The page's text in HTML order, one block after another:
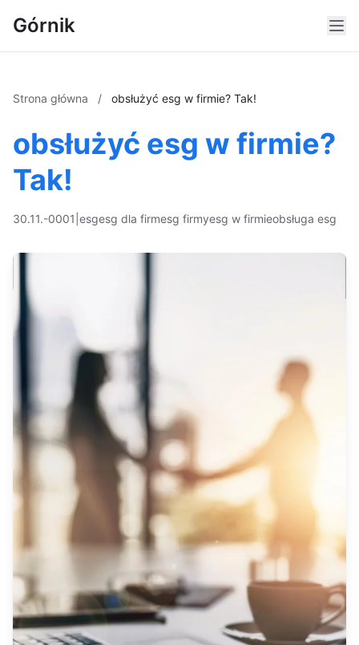
Górnik
Strona główna / obsłużyć esg w firmie? Tak!
obsłużyć esg w firmie?
Tak!
30.11.-0001 esgesg dla firmesg firmyesg w firmieobsługa esg